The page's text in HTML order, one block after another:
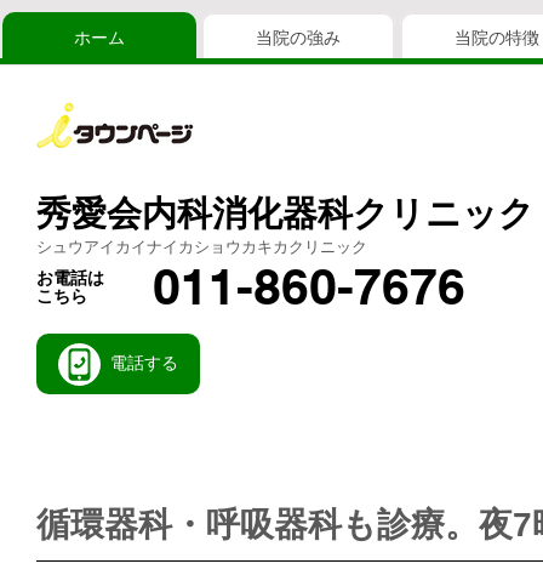
ホーム 当院の強み 当院の特徴
秀愛会内科消化器科クリニック
シュウアイカイナイカショウカキカクリニック
お電話は
こちら
011-860-7676
電話する
循環器科・呼吸器科も診療。夜